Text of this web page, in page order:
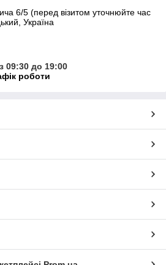
6/5 (перед візитом уточнюйте час
Україна
09:30 до 19:00
роботи